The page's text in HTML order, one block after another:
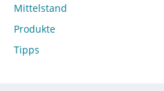
Mittelstand
Produkte
Tipps